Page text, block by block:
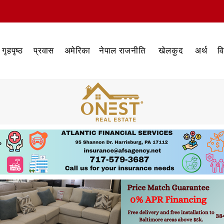
गृहपृष्ठ प्रवास अमेरिका नेपाल राजनीति खेलकुद अर्थ